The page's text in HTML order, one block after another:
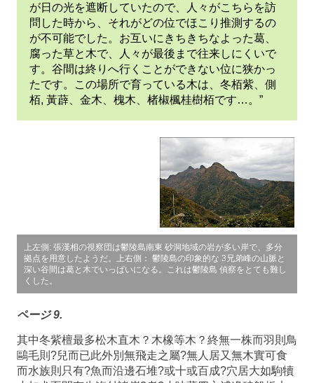
が日の光を遮断していたので、人々がこちらを訪
問した時から、それがどの位でほこり推測するの
が不可能でした。お互いにきちきちなよった葛、
腐った草と木で、人々が最後まで往来しにくいで
す。谷間は終りへ行くことができない位に狭かっ
たです。この場所で育っている木は、冬栢紫、側
栢, 黃薜、金木、槐木、楮椒楓桂樹栢です…。”
上左側: 張漢相の視察団は鬱陵島南東 砂洞地域の岩が多い岸で、多分
拠点を用意したようだ。上右側： 鬱陵島の印象的な 3兄弟峰の山脈と
深い谷間は葛と木でいっぱいになる。これは鬱陵島 偵察をとても難し
くした。
ページ 9.
其中冬紫檀最多松木直木？木橡等木？終無一株而羽則鳥
鷗毛則?兒而已此外別無飛走之屬?無人居又無木實可食
而水族則只有?魚而沿邊石堆?或十或百成?穴居大如駒犢